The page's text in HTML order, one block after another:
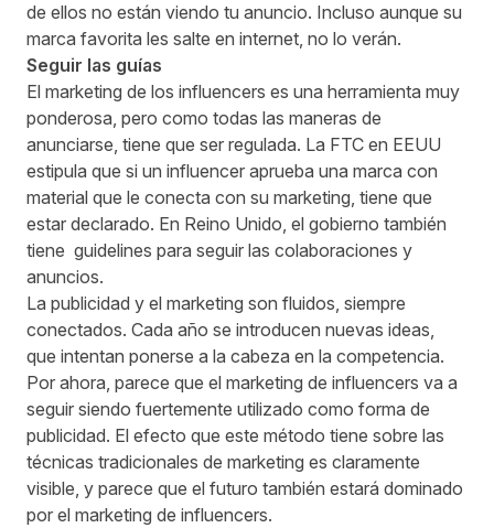
de ellos no están viendo tu anuncio. Incluso aunque su
marca favorita les salte en internet, no lo verán.
Seguir las guías
El marketing de los influencers es una herramienta muy
ponderosa, pero como todas las maneras de
anunciarse, tiene que ser regulada. La FTC en EEUU
estipula que si un influencer aprueba una marca con
material que le conecta con su marketing, tiene que
estar declarado. En Reino Unido, el gobierno también
tiene guidelines para seguir las colaboraciones y
anuncios.
La publicidad y el marketing son fluidos, siempre
conectados. Cada año se introducen nuevas ideas,
que intentan ponerse a la cabeza en la competencia.
Por ahora, parece que el marketing de influencers va a
seguir siendo fuertemente utilizado como forma de
publicidad. El efecto que este método tiene sobre las
técnicas tradicionales de marketing es claramente
visible, y parece que el futuro también estará dominado
por el marketing de influencers.